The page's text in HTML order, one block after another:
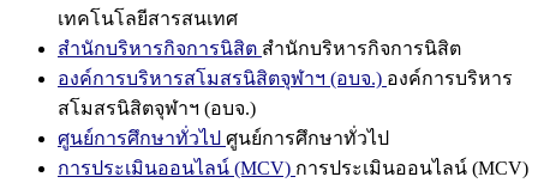
เทคโนโลยีสารสนเทศ
สำนักบริหารกิจการนิสิต สำนักบริหารกิจการนิสิต
องค์การบริหารสโมสรนิสิตจุฬาฯ (อบจ.) องค์การบริหาร
สโมสรนิสิตจุฬาฯ (อบจ.)
ศูนย์การศึกษาทั่วไป ศูนย์การศึกษาทั่วไป
การประเมินออนไลน์ (MCV) การประเมินออนไลน์ (MCV)